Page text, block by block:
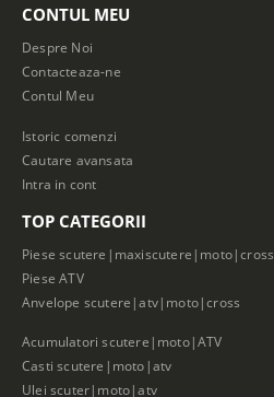
CONTUL MEU
Despre Noi
Contacteaza-ne
Contul Meu
Istoric comenzi
Cautare avansata
Intra in cont
TOP CATEGORII
Piese scutere|maxiscutere|moto|cross
Piese ATV
Anvelope scutere|atv|moto|cross
Acumulatori scutere|moto|ATV
Casti scutere|moto|atv
Ulei scuter|moto|atv